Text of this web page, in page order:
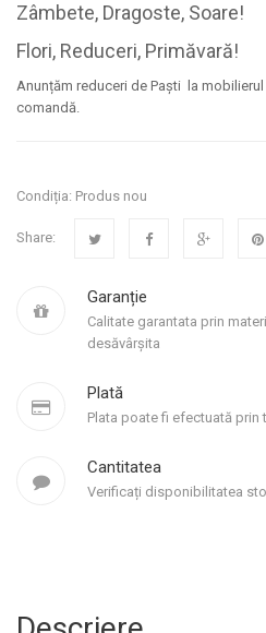
Zâmbete, Dragoste, Soare!
Flori, Reduceri, Primăvară!
Anunțăm reduceri de Paști la
comandă.
Condiția: Produs nou
Share:
Garanție
Calitate garantata prin
desăvârșita
Plată
Plata poate fi efectuată prin
Cantitatea
Verificați disponibilitatea